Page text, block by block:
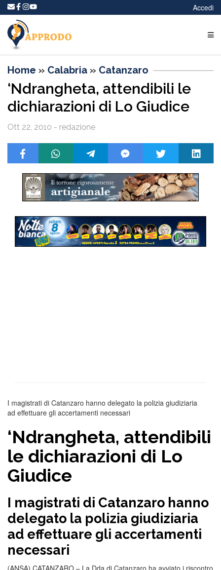
Accedi
Home » Calabria » Catanzaro
‘Ndrangheta, attendibili le
dichiarazioni di Lo Giudice
Ott 22, 2010 - redazione
I magistrati di Catanzaro hanno delegato la polizia giudiziaria
ad effettuare gli accertamenti necessari
‘Ndrangheta, attendibili
le dichiarazioni di Lo
Giudice
I magistrati di Catanzaro hanno
delegato la polizia giudiziaria
ad effettuare gli accertamenti
necessari